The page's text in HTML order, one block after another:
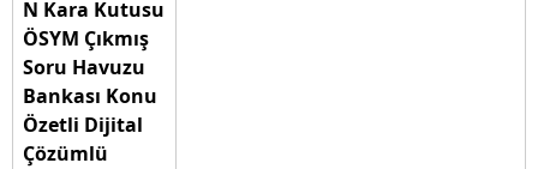
N Kara Kutusu
ÖSYM Çıkmış
Soru Havuzu
Bankası Konu
Özetli Dijital
Çözümlü